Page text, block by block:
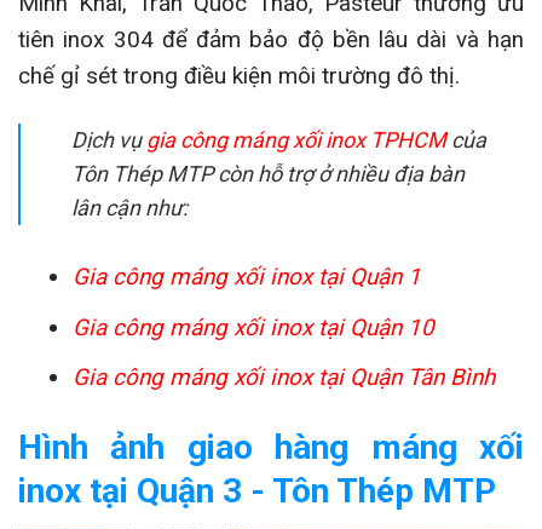
tiên inox 304 để đảm bảo độ bền lâu dài và hạn
chế gỉ sét trong điều kiện môi trường đô thị.
Dịch vụgia công máng xối inox TPHCMcủa
Tôn Thép MTP còn hỗ trợ ở nhiều địa bàn
lân cận như:
Gia công máng xối inox tại Quận 1
Gia công máng xối inox tại Quận 10
Gia công máng xối inox tại Quận Tân Bình
Hình ảnh giao hàng máng xối
inox tại Quận 3 - Tôn Thép MTP